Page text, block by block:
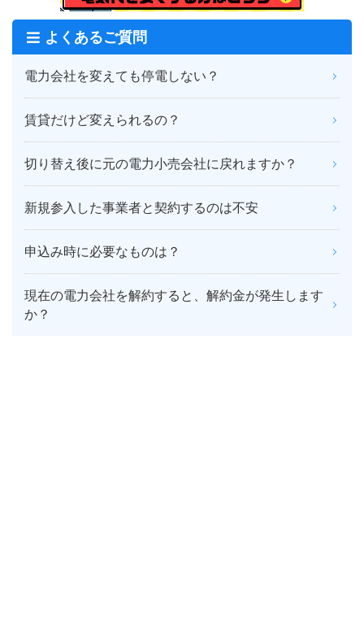
よくあるご質問
電力会社を変えても停電しない？
賃貸だけど変えられるの？
切り替え後に元の電力小売会社に戻れますか？
新規参入した事業者と契約するのは不安
申込み時に必要なものは？
現在の電力会社を解約すると、解約金が発生します
か？